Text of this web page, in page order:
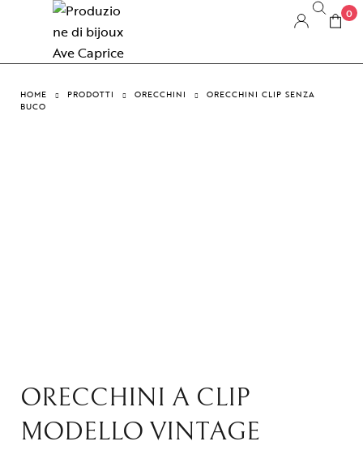
0
HOME PRODOTTI ORECCHINI
ORECCHINI CLIP SENZA
BUCO
ORECCHINI A CLIP
MODELLO VINTAGE